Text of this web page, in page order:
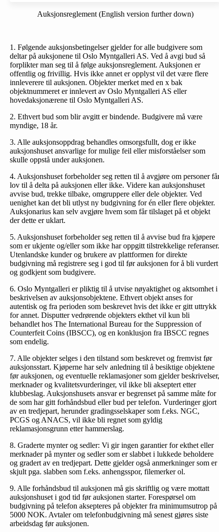
Auksjonsreglement (English version further down)
1. Følgende auksjonsbetingelser gjelder for alle budgivere som
deltar på auksjonene til Oslo Myntgalleri AS. Ved å avgi bud så
forplikter man seg til å følge auksjonsreglement. Auksjonen er
offentlig og frivillig. Hvis ikke annet er opplyst vil det være flere
innleverere til auksjonen. Objekter merket med en x bak
objektnummeret er innlevert av Oslo Myntgalleri AS eller
hovedaksjonærene til Oslo Myntgalleri AS.
2. Ethvert bud som blir avgitt er bindende. Budgivere må være
myndige, 18 år.
3. Alle auksjonsoppdrag behandles omsorgsfullt, dog er ikke
auksjonshuset ansvarlige for mulige feil eller misforståelser som
skulle oppstå under auksjonen.
4. Auksjonshuset forbeholder seg retten til å avgjøre om personer
lov til å delta på auksjonen eller ikke. Videre kan auksjonshuset
avvise bud, trekke tilbake, omgruppere eller dele objekter. Ved
uenighet kan det bli utlyst ny budgivning for én eller flere objekter.
Auksjonarius kan selv avgjøre hvem som får tilslaget på et objekt
der dette er uklart.
5. Auksjonshuset forbeholder seg retten til å avvise bud fra kjøpere
som er ukjente og/eller som ikke har oppgitt tilstrekkelige referanser.
Utenlandske kunder og brukere av plattformen for direkte
budgivning må registrere seg i god til før auksjonen for å bli vurdert
og godkjent som budgivere.
6. Oslo Myntgalleri er pliktig til å utvise nøyaktighet og aktsomhet i
beskrivelsen av auksjonsobjektene. Ethvert objekt anses for
autentisk og fra perioden som beskrevet hvis det ikke er gitt uttrykk
for annet. Disputter vedrørende objekters ekthet vil kun bli
behandlet hos The International Bureau for the Suppression of
Counterfeit Coins (IBSCC), og en konklusjon fra IBSCC regnes
som endelig.
7. Alle objekter selges i den tilstand som beskrevet og fremvist før
auksjonsstart. Kjøperne har selv anledning til å besiktige objektene
før auksjonen, og eventuelle reklamasjoner som gjelder beskrivelser,
merknader og kvalitetsvurderinger, vil ikke bli akseptert etter
klubbeslag. Auksjonshusets ansvar er begrenset på samme måte for
de som har gitt forhåndsbud eller bud per telefon. Vurderinger gjort
av en tredjepart, herunder gradingsselskaper som f.eks. NGC,
PCGS og ANACS, vil ikke bli regnet som gyldig
reklamasjonsgrunn etter hammerslag.
8. Graderte mynter og sedler: Vi gir ingen garantier for ekthet eller
merknader på mynter og sedler som er slabbet i lukkede beholdere
og gradert av en tredjepart. Dette gjelder også anmerkninger som er
skjult pga. slabben som f.eks. anhengsspor, filemerker ol.
9. Alle forhåndsbud til auksjonen må gis skriftlig og være mottatt
auksjonshuset i god tid før auksjonen starter. Forespørsel om
budgivning på telefon aksepteres på objekter fra minimumsutrop på
5000 NOK. Avtaler om telefonbud­givning må senest gjøres siste
arbeidsdag før auksjonen.